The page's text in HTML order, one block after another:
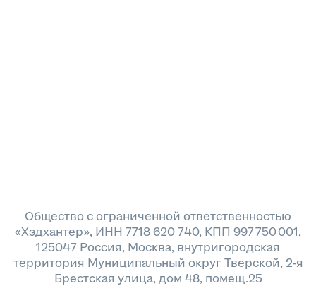
Общество с ограниченной ответственностью
«Хэдхантер», ИНН 7718 620 740, КПП 997 750 001,
125047 Россия, Москва, внутригородская
территория Муниципальный округ Тверской, 2-я
Брестская улица, дом 48, помещ.25